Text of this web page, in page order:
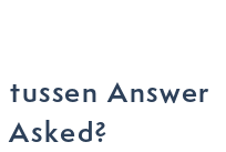
Answer